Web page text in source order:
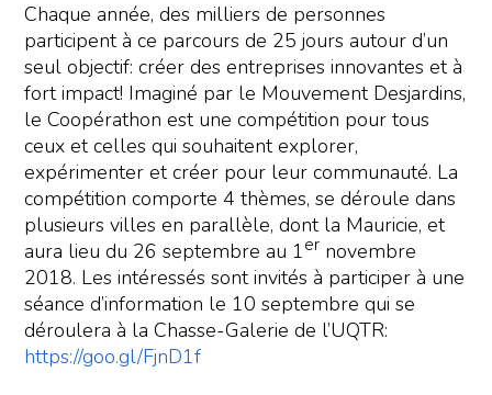
Chaque année, des milliers de personnes
participent à ce parcours de 25 jours autour d’un
seul objectif: créer des entreprises innovantes et à
fort impact! Imaginé par le Mouvement Desjardins,
le Coopérathon est une compétition pour tous
ceux et celles qui souhaitent explorer,
expérimenter et créer pour leur communauté. La
compétition comporte 4 thèmes, se déroule dans
plusieurs villes en parallèle, dont la Mauricie, et
aura lieu du 26 septembre au 1er novembre
2018. Les intéressés sont invités à participer à une
séance d’information le 10 septembre qui se
déroulera à la Chasse-Galerie de l’UQTR:
https://goo.gl/FjnD1f